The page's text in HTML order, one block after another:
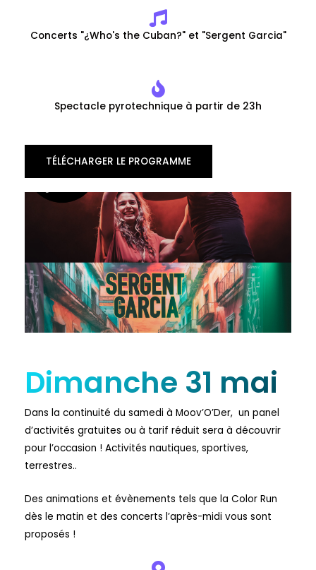
Concerts "¿Who's the Cuban?" et "Sergent Garcia"
Spectacle pyrotechnique à partir de 23h
TÉLÉCHARGER LE PROGRAMME
Dimanche 31 mai
Dans la continuité du samedi à Moov’O’Der, un panel
d’activités gratuites ou à tarif réduit sera à découvrir
pour l’occasion ! Activités nautiques, sportives,
terrestres..
Des animations et évènements tels que la Color Run
dès le matin et des concerts l’après-midi vous sont
proposés !